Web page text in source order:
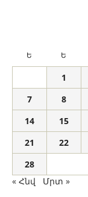
Ե Ե
1
7
8
14
15
21
22
28
« Հնվ
Մրտ »